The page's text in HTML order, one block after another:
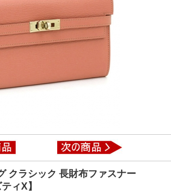
クラシック 長財布ファスナー
ィX】